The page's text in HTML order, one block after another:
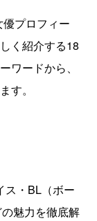
プロフィー
く紹介する18
ワードから、
す。
ス・BL（ボー
魅力を徹底解